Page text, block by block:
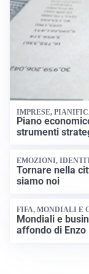
IMPRESE,
Piano
strumenti
EMOZIONI,
Tornare nella
siamo noi
FIFA, MONDIALI E
Mondiali e
affondo di